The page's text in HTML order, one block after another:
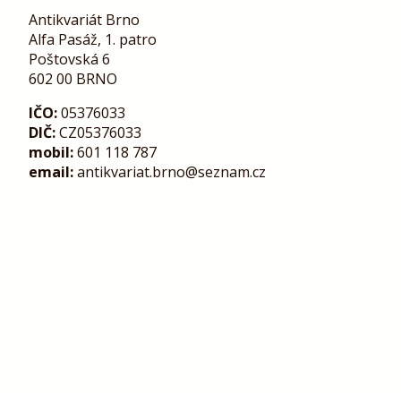
Antikvariát Brno
Alfa Pasáž, 1. patro
Poštovská 6
602 00 BRNO
IČO:05376033
DIČ:CZ05376033
mobil:601 118 787
email:antikvariat.brno@seznam.cz